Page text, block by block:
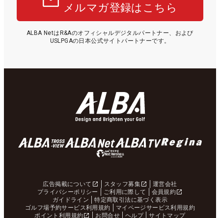
メルマガ登録はこちら
ALBA NetはR&Aのオフィシャルデジタルパートナー、および
USLPGAの日本公式サイトパートナーです。
広告掲載について スタッフ募集
運営会社
プライバシーポリシー
ご利用に際して
会員規約
ガイドライン
特定商取引法に基づく表示
ゴルフ場予約サービス利用規約
マイページサービス利用規約
ポイント利用規約
お問合せ ヘルプ サイトマップ